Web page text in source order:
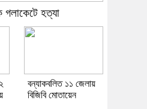
গলাকেটে হত্যা
বন্যাকবলিত ১১ জেলায়
বিজিবি মোতায়েন